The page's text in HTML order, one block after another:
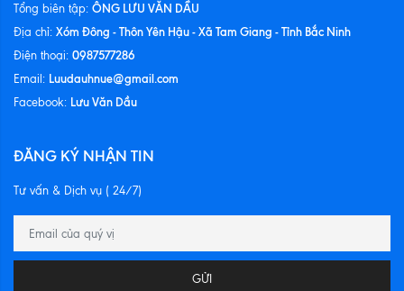
Tổng biên tập: ÔNG LƯU VĂN DẦU
Địa chỉ: Xóm Đông - Thôn Yên Hậu - Xã Tam Giang - Tỉnh Bắc Ninh
Điện thoại: 0987577286
Email: Luudauhnue@gmail.com
Facebook: Lưu Văn Dầu
ĐĂNG KÝ NHẬN TIN
Tư vấn & Dịch vụ ( 24/7)
GỬI